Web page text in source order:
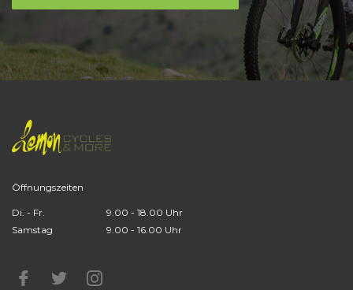
Öffnungszeiten
Di. - Fr.
9.00 - 18.00 Uhr
Samstag
9.00 - 16.00 Uhr